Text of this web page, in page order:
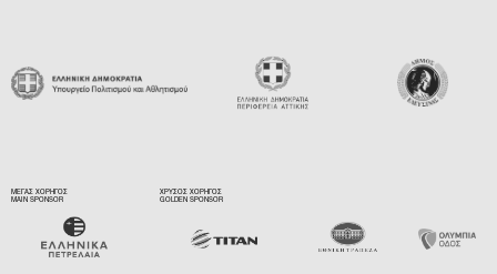
ΜΕΓΑΣ ΧΟΡΗΓΟΣ
MAIN SPONSOR
ΧΡΥΣΟΣ ΧΟΡΗΓΟΣ
GOLDEN SPONSOR